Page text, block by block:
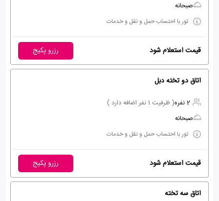
صبحانه
تور با احتساب حمل و نقل و خدمات
قیمت استعلام شود رزرو پکیج
اتاق دو تخته دبل
2 نفره
( ظرفیت 1 نفر اضافه دارد )
صبحانه
تور با احتساب حمل و نقل و خدمات
قیمت استعلام شود رزرو پکیج
اتاق سه تخته